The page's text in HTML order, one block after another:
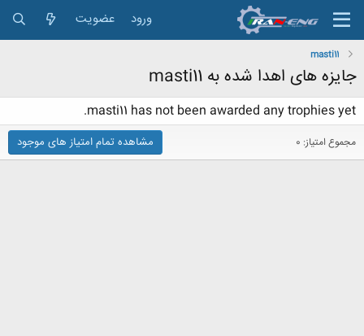
ورود عضویت
masti11
جایزه های اهدا شده به masti11
masti11 has not been awarded any trophies yet.
مجموع امتیاز: 0 مشاهده تمام امتیاز های موجود